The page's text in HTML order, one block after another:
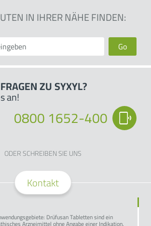
IN IHRER NÄHE FINDEN:
Go
ZU SYXYL?
an!
0800 1652-400
ODER SCHREIBEN SIE UNS
Kontakt
Drüfusan Tabletten sind ein